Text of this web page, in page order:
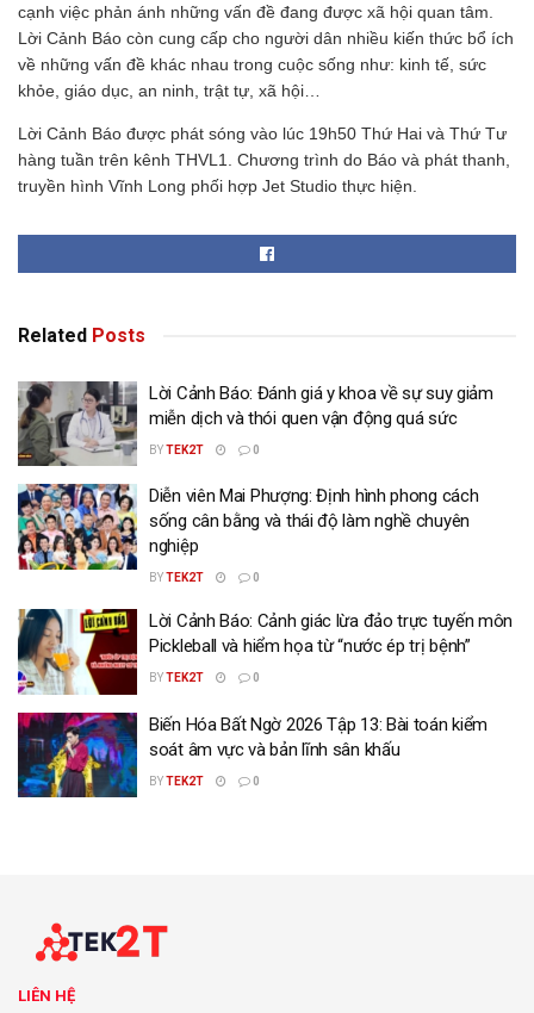
cạnh việc phản ánh những vấn đề đang được xã hội quan tâm.
Lời Cảnh Báo còn cung cấp cho người dân nhiều kiến thức bổ ích
về những vấn đề khác nhau trong cuộc sống như: kinh tế, sức
khỏe, giáo dục, an ninh, trật tự, xã hội…
Lời Cảnh Báo được phát sóng vào lúc 19h50 Thứ Hai và Thứ Tư
hàng tuần trên kênh THVL1. Chương trình do Báo và phát thanh,
truyền hình Vĩnh Long phối hợp Jet Studio thực hiện.
Related Posts
Lời Cảnh Báo: Đánh giá y khoa về sự suy giảm
miễn dịch và thói quen vận động quá sức
BYTEK2T 0
Diễn viên Mai Phượng: Định hình phong cách
sống cân bằng và thái độ làm nghề chuyên
nghiệp
BYTEK2T 0
Lời Cảnh Báo: Cảnh giác lừa đảo trực tuyến môn
Pickleball và hiểm họa từ “nước ép trị bệnh”
BYTEK2T 0
Biến Hóa Bất Ngờ 2026 Tập 13: Bài toán kiểm
soát âm vực và bản lĩnh sân khấu
BYTEK2T 0
LIÊN HỆ